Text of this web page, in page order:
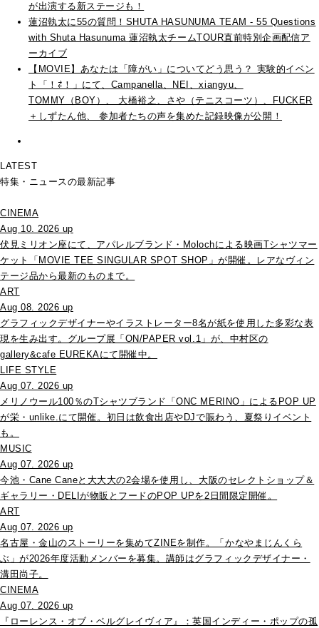
が出演する新ステージも！
蓮沼執太に55の質問！SHUTA HASUNUMA TEAM - 55 Questions
with Shuta Hasunuma 蓮沼執太チームTOUR直前特別企画配信ア
ーカイブ
【MOVIE】あなたは「障がい」についてどう思う？ 実験的イベン
ト「！⇄！」にて、Campanella、NEI、xiangyu、
TOMMY（BOY）、 大橋裕之、さや（テニスコーツ）、FUCKER
＋しずたん他、 参加者たちの声を集めた記録映像が公開！
LATEST
特集・ニュースの最新記事
CINEMA
Aug 10. 2026 up
伏見ミリオン座にて、アパレルブランド・Molochによる映画Tシャツマー
ケット「MOVIE TEE SINGULAR SPOT SHOP」が開催。レアなヴィン
テージ品から最新のものまで。
ART
Aug 08. 2026 up
グラフィックデザイナーやイラストレーター8名が紙を使用した多彩な表
現を生み出す。グループ展「ON/PAPER vol.1」が、中村区の
gallery&cafe EUREKAにて開催中。
LIFE STYLE
Aug 07. 2026 up
メリノウール100％のTシャツブランド「ONC MERINO」によるPOP UP
が栄・unlike.にて開催。初日は飲食出店やDJで賑わう、夏祭りイベント
も。
MUSIC
Aug 07. 2026 up
今池・Cane Caneと大大大の2会場を使用し、大阪のセレクトショップ＆
ギャラリー・DELIが物販とフードのPOP UPを2日間限定開催。
ART
Aug 07. 2026 up
名古屋・金山のストーリーを集めてZINEを制作。「かなやまじんくら
ぶ」が2026年度活動メンバーを募集。講師はグラフィックデザイナー・
溝田尚子。
CINEMA
Aug 07. 2026 up
『ローレンス・オブ・ベルグレイヴィア』：英国インディー・ポップの孤